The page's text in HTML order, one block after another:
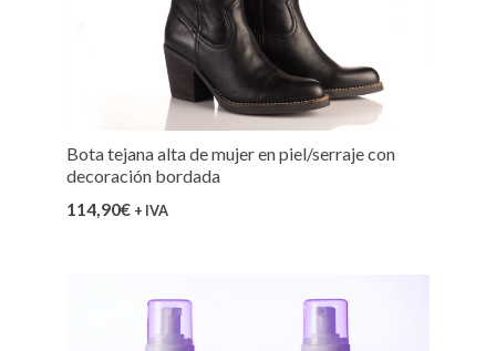
Bota tejana alta de mujer en piel/serraje con
decoración bordada
114,90€ + IVA